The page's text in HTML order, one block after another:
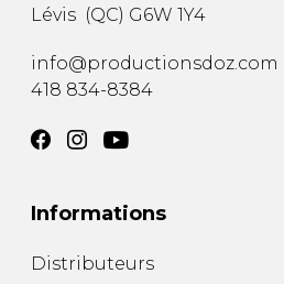
Lévis (QC) G6W 1Y4
info@productionsdoz.com
418 834-8384
Informations
Distributeurs